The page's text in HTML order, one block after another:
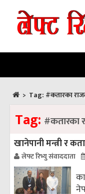
> Tag: #कतारका
Tag: #कतारका
खानेपानी मन्त्री र
लेफ्ट रिभ्यु संवाददाता